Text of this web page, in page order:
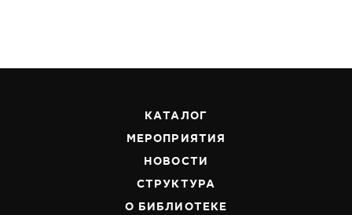
КАТАЛОГ
МЕРОПРИЯТИЯ
НОВОСТИ
СТРУКТУРА
О БИБЛИОТЕКЕ